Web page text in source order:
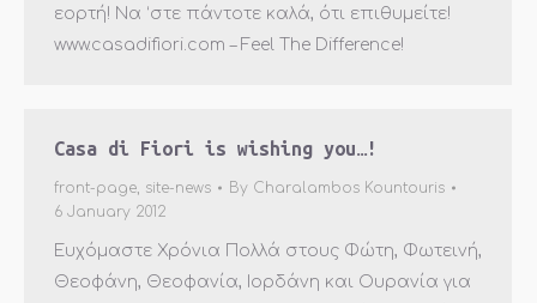
εορτή! Να ‘στε πάντοτε καλά, ότι επιθυμείτε!
www.casadifiori.com – Feel The Difference!
Casa di Fiori is wishing you…!
front-page, site-news By Charalambos Kountouris
6 January 2012
Ευχόμαστε Χρόνια Πολλά στους Φώτη, Φωτεινή,
Θεοφάνη, Θεοφανία, Ιορδάνη και Ουρανία για